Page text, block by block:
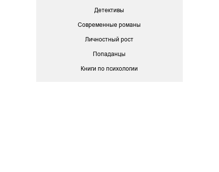
Детективы
Современные романы
Личностный рост
Попаданцы
Книги по психологии